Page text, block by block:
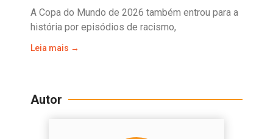
A Copa do Mundo de 2026 também entrou para a
história por episódios de racismo,
Leia mais →
Autor